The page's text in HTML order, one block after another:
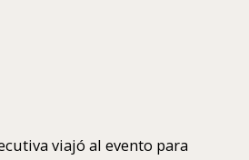
viajó al evento para